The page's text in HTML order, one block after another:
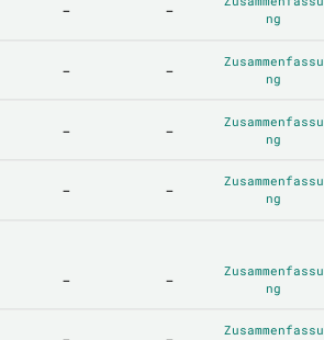
- -
ng
- -
Zusammenfassu
ng
- -
Zusammenfassu
ng
- -
Zusammenfassu
ng
- -
Zusammenfassu
ng
Zusammenfassu